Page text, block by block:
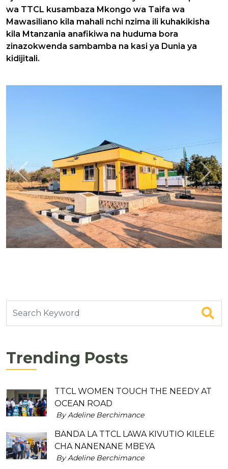
wa TTCL kusambaza Mkongo wa Taifa wa
Mawasiliano kila mahali nchi nzima ili kuhakikisha
kila Mtanzania anafikiwa na huduma bora
zinazokwenda sambamba na kasi ya Dunia ya
kidijitali.
Previous Next
Trending Posts
TTCL WOMEN TOUCH THE NEEDY AT
OCEAN ROAD
By Adeline Berchimance
BANDA LA TTCL LAWA KIVUTIO KILELE
CHA NANENANE MBEYA
By Adeline Berchimance